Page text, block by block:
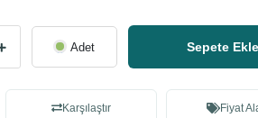
Adet Sepete Ekle
Karşılaştır Fiyat